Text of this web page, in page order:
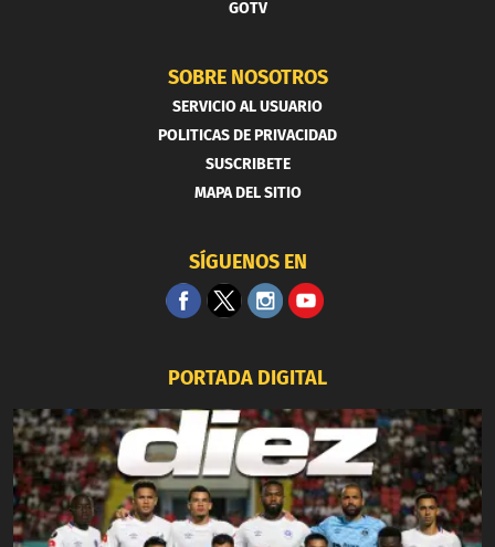
GOTV
SOBRE NOSOTROS
SERVICIO AL USUARIO
POLITICAS DE PRIVACIDAD
SUSCRIBETE
MAPA DEL SITIO
SÍGUENOS EN
PORTADA DIGITAL